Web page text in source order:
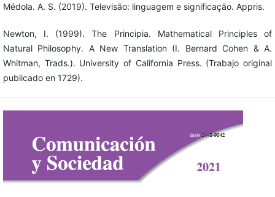
Médola. A. S. (2019). Televisão: linguagem e significação. Appris.
Newton, I. (1999). The Principia. Mathematical Principles of
Natural Philosophy. A New Translation (I. Bernard Cohen & A.
Whitman, Trads.). University of California Press. (Trabajo original
publicado en 1729).